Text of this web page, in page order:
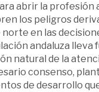
abrir la profesión
los peligros
en las
andaluza lleva
natural de la
consenso,
de desarrollo